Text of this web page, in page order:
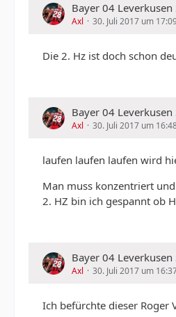
Bayer 04
Axl 30. Juli 2017 um
Die 2. Hz ist doch schon
Bayer 04
Axl 30. Juli 2017 um
laufen laufen laufen wird
Man muss konzentriert
2. HZ bin ich gespannt ob
Bayer 04
Axl 30. Juli 2017 um
Ich befürchte dieser Roger